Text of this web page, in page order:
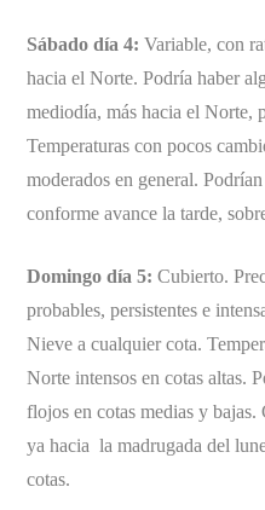
Sábado día 4: Variable, con
hacia el Norte. Podría haber
mediodía, más hacia el Norte,
Temperaturas con pocos
moderados en general.
conforme avance la tarde,
Domingo día 5: Cubierto.
probables, persistentes e
Nieve a cualquier cota.
Norte intensos en cotas altas.
flojos en cotas medias y
ya hacia la madrugada del
cotas.